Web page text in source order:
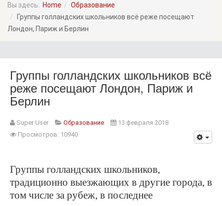
Вы здесь: Home
Образование
Группы голландских школьников всё реже посещают
Лондон, Париж и Берлин
Группы голландских школьников всё
реже посещают Лондон, Париж и
Берлин
Super User Образование
13 февраля 2018
Просмотров: 10940
Группы голландских школьников,
традиционно выезжающих в другие города, в
том числе за рубеж, в последнее